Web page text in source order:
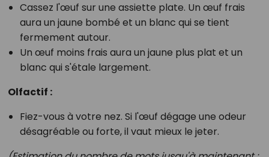
Cassez l'œuf sur une assiette plate. Un œuf frais
aura un jaune bombé et un blanc qui se tient
fermement autour.
Un œuf moins frais aura un jaune plus plat et un
blanc qui s'étale largement.
Olfactif :
Fiez-vous à votre nez. Si l'œuf dégage une odeur
désagréable ou forte, il vaut mieux le jeter.